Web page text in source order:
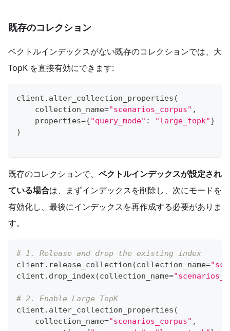
既存のコレクション
ベクトルインデックスがない既存のコレクションでは、大
TopK を直接有効にできます:
client . alter_collection_properties (
    collection_name
="scenarios_corpus" ,
    properties
={"query_mode" : "large_topk"}
)
既存のコレクションで、 ベクトルインデックスが設定され
ている場合は、まずインデックスを削除し、次にモードを
有効化し、最後にインデックスを再作成する必要がありま
す。
# 1. Release and drop the existing index
client . release_collection (collection_name=
client . drop_index(collection_name=
# 2. Enable Large TopK
client . alter_collection_properties (
    collection_name
="scenarios_corpus" ,